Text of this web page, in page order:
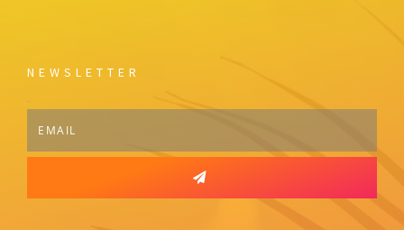
NEWSLETTER